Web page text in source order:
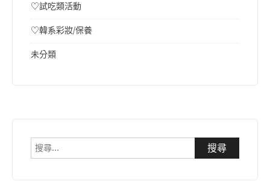
♡試吃類活動
♡韓系彩妝/保養
未分類
搜